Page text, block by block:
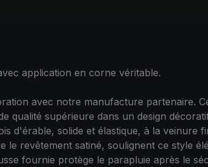
application en corne véritable.
avec notre manufacture partenaire.
qualité supérieure dans un design
d'érable, solide et élastique, à la veinure
revêtement satiné, soulignent ce style
fournie protège le parapluie après le